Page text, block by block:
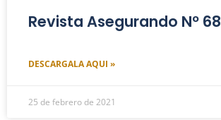
Revista Asegurando Nº 68
DESCARGALA AQUI »
25 de febrero de 2021